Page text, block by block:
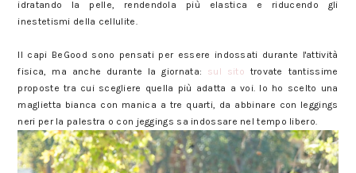
idratando la pelle, rendendola più elastica e riducendo gli
inestetismi della cellulite.
Il capi BeGood sono pensati per essere indossati durante l'attività
fisica, ma anche durante la giornata: sul sito trovate tantissime
proposte tra cui scegliere quella più adatta a voi. Io ho scelto una
maglietta bianca con manica a tre quarti, da abbinare con leggings
neri per la palestra o con jeggings sa indossare nel tempo libero.